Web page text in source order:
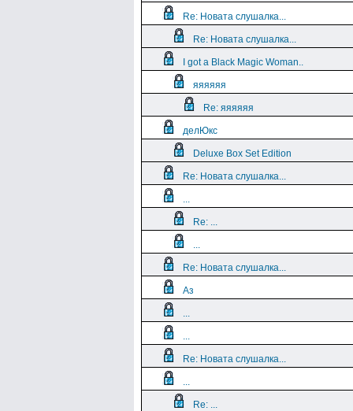
Re: Новата слушалка...
Re: Новата слушалка...
I got a Black Magic Woman..
яяяяяя
Re: яяяяяя
делЮкс
Deluxe Box Set Edition
Re: Новата слушалка...
...
Re: ...
...
Re: Новата слушалка...
Аз
...
...
Re: Новата слушалка...
...
Re: ...